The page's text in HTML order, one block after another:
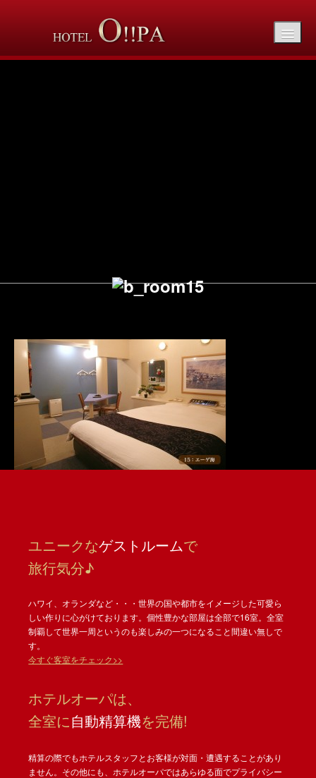
ユニークなゲストルームで
旅行気分♪
ハワイ、オランダなど・・・世界の国や都市をイメージした可愛ら
しい作りに心がけております。個性豊かな部屋は全部で16室。全室
制覇して世界一周というのも楽しみの一つになること間違い無しで
す。
今すぐ客室をチェック>>
ホテルオーパは、
全室に自動精算機を完備!
精算の際でもホテルスタッフとお客様が対面・遭遇することがあり
ません。その他にも、ホテルオーパではあらゆる面でプライバシー